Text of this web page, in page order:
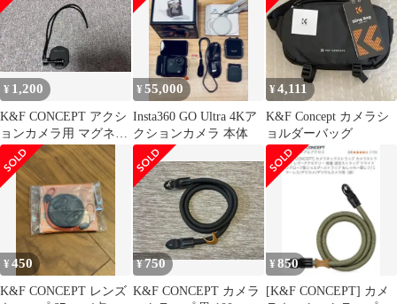
¥ 1,200
K&F CONCEPT アクシ
ョンカメラ用 マグネッ
トマウント ストラップ
¥55,000
Insta360 GO Ultra 4Kア
クションカメラ 本体
¥4,111
K&F Concept カメラシ
ョルダーバッグ
¥450
K&F CONCEPT レンズ
¥750
K&F CONCEPT カメラ
¥850
[K&F CONCEPT] カメ